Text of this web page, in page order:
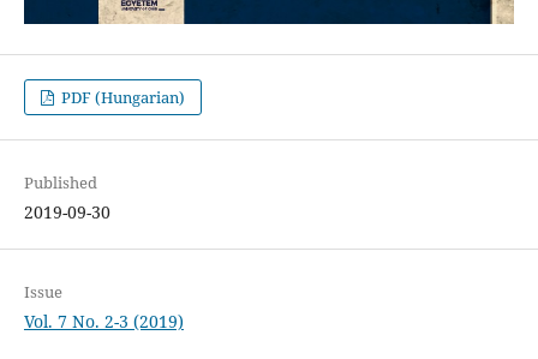
PDF (Hungarian)
Published
2019-09-30
Issue
Vol. 7 No. 2-3 (2019)